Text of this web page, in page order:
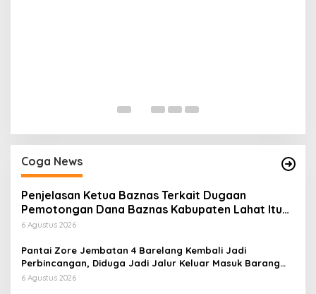
Coga News
Penjelasan Ketua Baznas Terkait Dugaan
Pemotongan Dana Baznas Kabupaten Lahat Itu
Tidak Benar
6 Agustus 2026
Pantai Zore Jembatan 4 Barelang Kembali Jadi
Perbincangan, Diduga Jadi Jalur Keluar Masuk Barang
Tanpa Dokumen Kepabeanan, Nama Berinisial WL
6 Agustus 2026